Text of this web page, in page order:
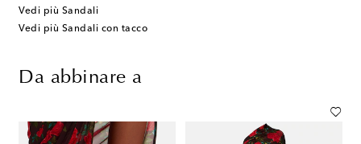
Vedi più Sandali
Vedi più Sandali con tacco
Da abbinare a